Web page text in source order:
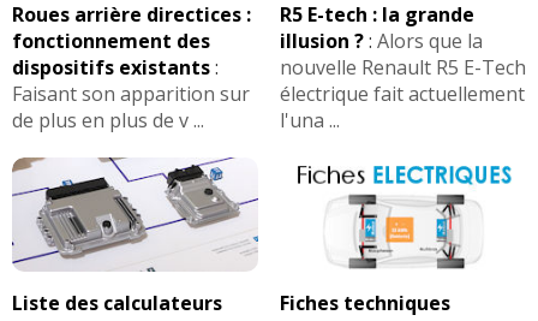
Roues arrière directices :
fonctionnement des
dispositifs existants:
Faisant son apparition sur
de plus en plus de v ...
R5 E-tech : la grande
illusion ?: Alors que la
nouvelle Renault R5 E-Tech
électrique fait actuellement
l'una ...
Liste des calculateurs
Fiches techniques